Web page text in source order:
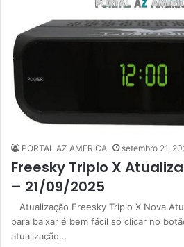
PORTAL AZ AMERICA setembro 21,
Freesky Triplo X
– 21/09/2025
Atualização Freesky Triplo X Nova
para baixar é bem fácil só clicar no
atualização…